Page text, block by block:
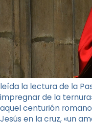
leída la lectura de la
impregnar de la
aquel centurión
Jesús en la cruz, «un